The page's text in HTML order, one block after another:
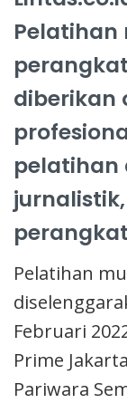
Pelatihan
diberikan
pelatihan
Pelatihan
Februari
Prime
Pariwara